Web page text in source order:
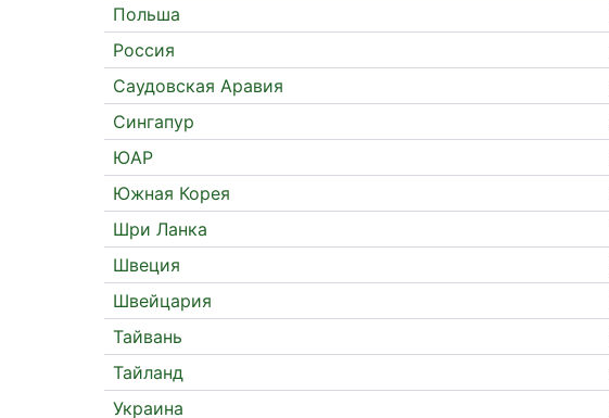
Польша
Россия
Саудовская Аравия
Сингапур
ЮАР
Южная Корея
Шри Ланка
Швеция
Швейцария
Тайвань
Тайланд
Украина